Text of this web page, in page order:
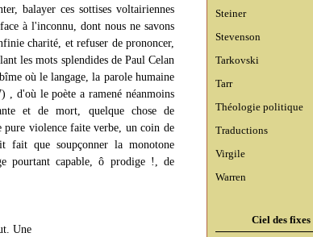
Steiner
Stevenson
Tarkovski
Tarr
Théologie politique
Traductions
Virgile
Warren
Ciel des fixes
balayer ces sottises voltairiennes
à l'inconnu, dont nous ne savons
charité, et refuser de prononcer,
les mots splendides de Paul Celan
où le langage, la parole humaine
, d'où le poète a ramené néanmoins
et de mort, quelque chose de
pure violence faite verbe, un coin de
fait que soupçonner la monotone
pourtant capable, ô prodige !, de
Une